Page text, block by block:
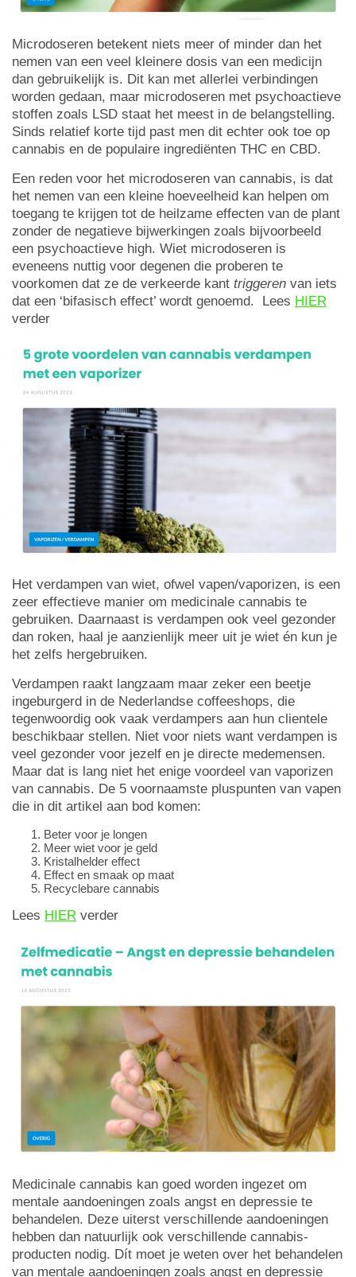
Microdoseren betekent niets meer of minder dan het
nemen van een veel kleinere dosis van een medicijn
dan gebruikelijk is. Dit kan met allerlei verbindingen
worden gedaan, maar microdoseren met psychoactieve
stoffen zoals LSD staat het meest in de belangstelling.
Sinds relatief korte tijd past men dit echter ook toe op
cannabis en de populaire ingrediënten THC en CBD.
Een reden voor het microdoseren van cannabis, is dat
het nemen van een kleine hoeveelheid kan helpen om
toegang te krijgen tot de heilzame effecten van de plant
zonder de negatieve bijwerkingen zoals bijvoorbeeld
een psychoactieve high. Wiet microdoseren is
eveneens nuttig voor degenen die proberen te
voorkomen dat ze de verkeerde kant triggeren van iets
dat een ‘bifasisch effect’ wordt genoemd. Lees HIER
verder
Het verdampen van wiet, ofwel vapen/vaporizen, is een
zeer effectieve manier om medicinale cannabis te
gebruiken. Daarnaast is verdampen ook veel gezonder
dan roken, haal je aanzienlijk meer uit je wiet én kun je
het zelfs hergebruiken.
Verdampen raakt langzaam maar zeker een beetje
ingeburgerd in de Nederlandse coffeeshops, die
tegenwoordig ook vaak verdampers aan hun clientele
beschikbaar stellen. Niet voor niets want verdampen is
veel gezonder voor jezelf en je directe medemensen.
Maar dat is lang niet het enige voordeel van vaporizen
van cannabis. De 5 voornaamste pluspunten van vapen
die in dit artikel aan bod komen:
Beter voor je longen
Meer wiet voor je geld
Kristalhelder effect
Effect en smaak op maat
Recyclebare cannabis
Lees HIER verder
Medicinale cannabis kan goed worden ingezet om
mentale aandoeningen zoals angst en depressie te
behandelen. Deze uiterst verschillende aandoeningen
hebben dan natuurlijk ook verschillende cannabis-
producten nodig. Dít moet je weten over het behandelen
van mentale aandoeningen zoals angst en depressie